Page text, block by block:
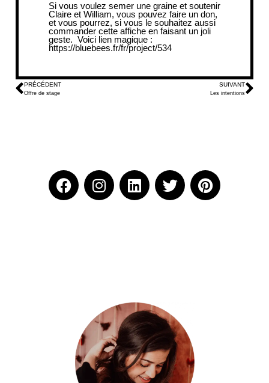
Si vous voulez semer une graine et soutenir
Claire et William, vous pouvez faire un don,
et vous pourrez, si vous le souhaitez aussi
commander cette affiche en faisant un joli
geste. Voici lien magique :
https://bluebees.fr/fr/project/534
PRÉCÉDENT
Offre de stage
SUIVANT
Les intentions